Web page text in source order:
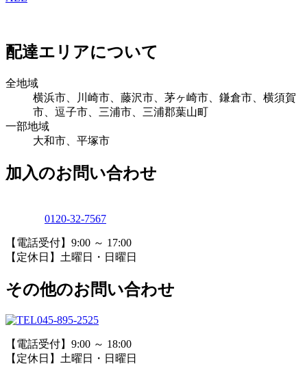
配達エリアについて
全地域
横浜市、川崎市、藤沢市、茅ヶ崎市、鎌倉市、横須賀
市、逗子市、三浦市、三浦郡葉山町
一部地域
大和市、平塚市
加入のお問い合わせ
0120-32-7567
【電話受付】9:00 ～ 17:00
【定休日】土曜日・日曜日
その他のお問い合わせ
045-895-2525
【電話受付】9:00 ～ 18:00
【定休日】土曜日・日曜日